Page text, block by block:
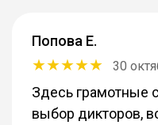
Попова Е.
30
Здесь грамотные
выбор дикторов,